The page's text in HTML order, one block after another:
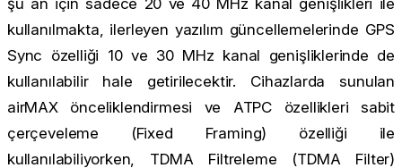
kullanılmakta, ilerleyen yazılım güncellemelerinde GPS
Sync özelliği 10 ve 30 MHz kanal genişliklerinde de
kullanılabilir hale getirilecektir. Cihazlarda sunulan
airMAX önceliklendirmesi ve ATPC özellikleri sabit
çerçeveleme (Fixed Framing) özelliği ile
kullanılabiliyorken, TDMA Filtreleme (TDMA Filter)